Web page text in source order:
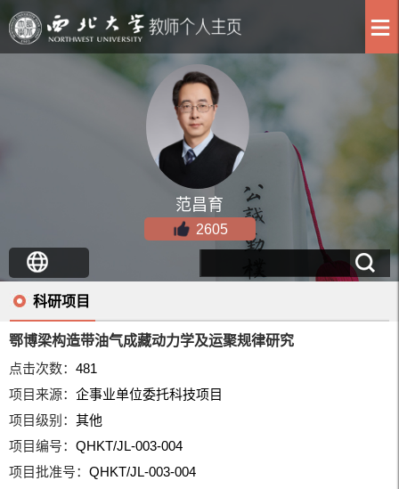
范昌育
2605
科研项目
鄂博梁构造带油气成藏动力学及运聚规律研究
点击次数：481
项目来源：企事业单位委托科技项目
项目级别：其他
项目编号：QHKT/JL-003-004
项目批准号：QHKT/JL-003-004